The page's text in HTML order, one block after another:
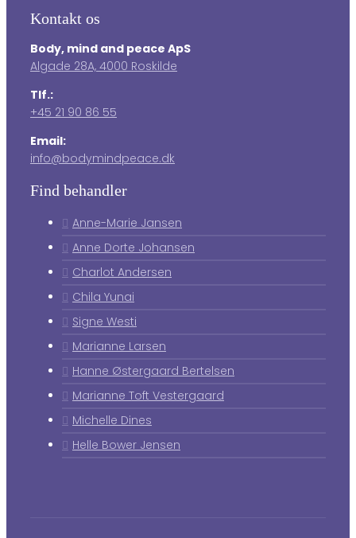
Kontakt os
Body, mind and peace ApS
Algade 28A, 4000 Roskilde
Tlf.:
+45 21 90 86 55
Email:
info@bodymindpeace.dk
Find behandler
Anne-Marie Jansen
Anne Dorte Johansen
Charlot Andersen
Chila Yunai
Signe Westi
Marianne Larsen
Hanne Østergaard Bertelsen
Marianne Toft Vestergaard
Michelle Dines
Helle Bower Jensen